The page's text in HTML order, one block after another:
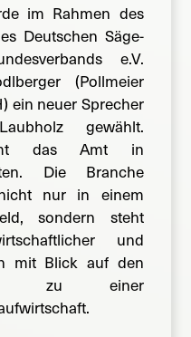
im Rahmen des
Deutschen Säge-
e.V.
(Pollmeier
ein neuer Sprecher
gewählt.
das Amt in
Die Branche
nur in einem
sondern steht
und
mit Blick auf den
zu einer